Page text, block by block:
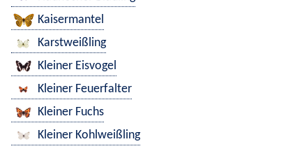
Kaisermantel
Karstweißling
Kleiner Eisvogel
Kleiner Feuerfalter
Kleiner Fuchs
Kleiner Kohlweißling